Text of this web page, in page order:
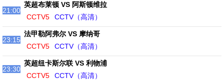
21:00
英超布莱顿 VS 阿斯顿维拉
CCTV5
CCTV（高清）
23:15
法甲勒阿弗尔 VS 摩纳哥
CCTV5
CCTV（高清）
23:30
英超纽卡斯尔联 VS 利物浦
CCTV5
CCTV（高清）